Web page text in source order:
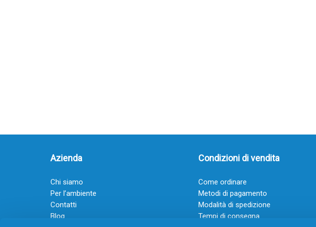
Azienda
Chi siamo
Per l’ambiente
Contatti
Blog
Condizioni di vendita
Come ordinare
Metodi di pagamento
Modalità di spedizione
Tempi di consegna